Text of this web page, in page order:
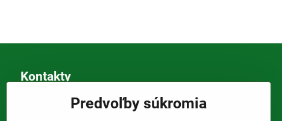
Kontakty
Sídlo a korešpondenčná adresa
Predvoľby súkromia